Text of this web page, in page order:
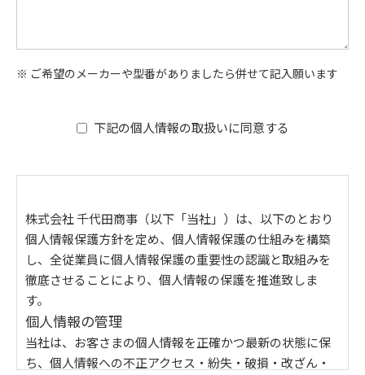
※ ご希望のメーカーや型番がありましたら併せて記入願います
下記の個人情報の取扱いに同意する
株式会社 千代田商事（以下「当社」）は、以下のとおり
個人情報保護方針を定め、個人情報保護の仕組みを構築
し、全従業員に個人情報保護の重要性の認識と取組みを
徹底させることにより、個人情報の保護を推進致しま
す。
個人情報の管理
当社は、お客さまの個人情報を正確かつ最新の状態に保
ち、個人情報への不正アクセス・紛失・破損・改ざん・